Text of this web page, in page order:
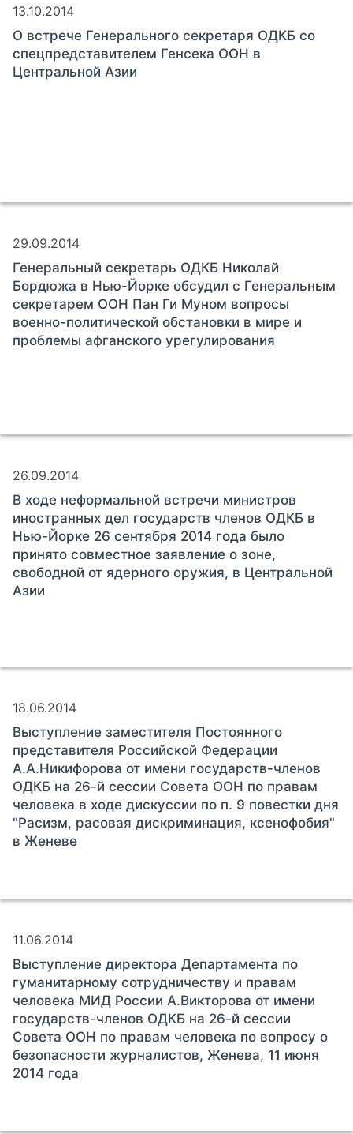
13.10.2014
О встрече Генерального секретаря ОДКБ со
спецпредставителем Генсека ООН в
Центральной Азии
29.09.2014
Генеральный секретарь ОДКБ Николай
Бордюжа в Нью-Йорке обсудил с Генеральным
секретарем ООН Пан Ги Муном вопросы
военно-политической обстановки в мире и
проблемы афганского урегулирования
26.09.2014
В ходе неформальной встречи министров
иностранных дел государств членов ОДКБ в
Нью-Йорке 26 сентября 2014 года было
принято совместное заявление о зоне,
свободной от ядерного оружия, в Центральной
Азии
18.06.2014
Выступление заместителя Постоянного
представителя Российской Федерации
А.А.Никифорова от имени государств-членов
ОДКБ на 26-й сессии Совета ООН по правам
человека в ходе дискуссии по п. 9 повестки дня
"Расизм, расовая дискриминация, ксенофобия"
в Женеве
11.06.2014
Выступление директора Департамента по
гуманитарному сотрудничеству и правам
человека МИД России А.Викторова от имени
государств-членов ОДКБ на 26-й сессии
Совета ООН по правам человека по вопросу о
безопасности журналистов, Женева, 11 июня
2014 года